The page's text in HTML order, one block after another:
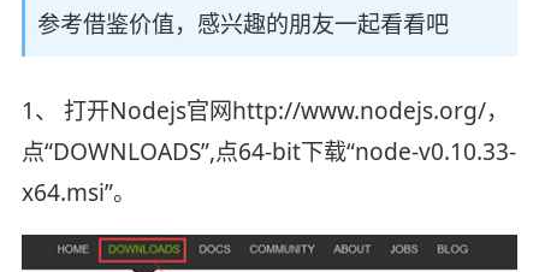
参考借鉴价值，感兴趣的朋友一起看看吧
1、 打开Nodejs官网http://www.nodejs.org/，
点“DOWNLOADS”,点64-bit下载“node-v0.10.33-
x64.msi”。